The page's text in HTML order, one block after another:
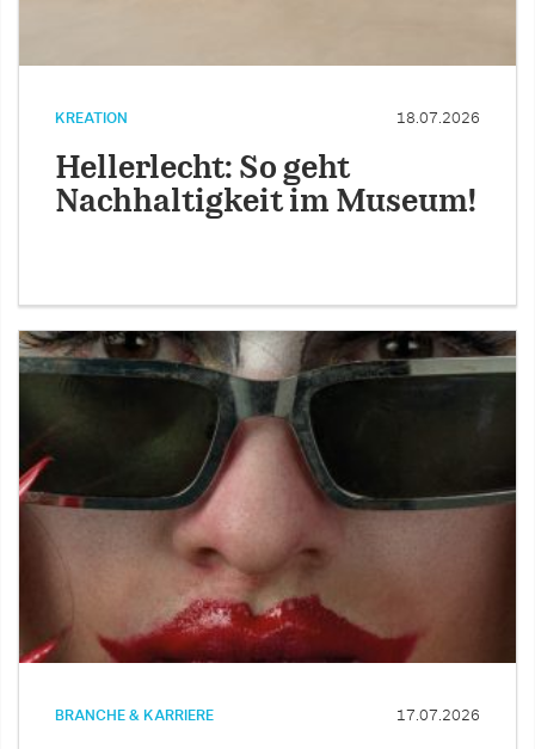
KREATION 18.07.2026
Hellerlecht: So geht
Nachhaltigkeit im Museum!
BRANCHE & KARRIERE 17.07.2026